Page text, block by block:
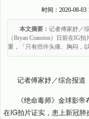
时间： 2020-08-03
本文摘要： 记者傅家妤／
（Bryan Cranston）日前在IG
重，「只有些许头痛、胸闷，
记者傅家妤／综合报道
《绝命毒师》金球影
在IG拍片证实，患上新冠